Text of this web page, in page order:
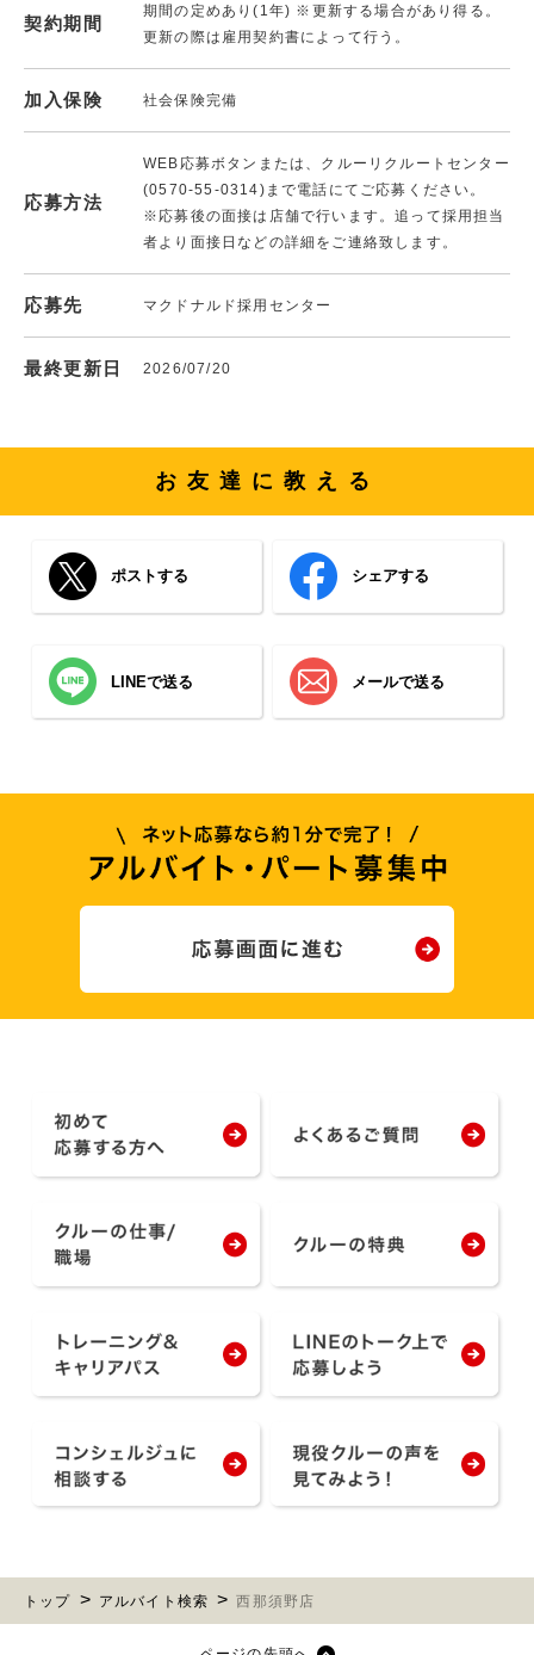
契約期間
期間の定めあり(1年) ※更新する場合があり得る。
更新の際は雇用契約書によって行う。
加入保険 社会保険完備
応募方法
WEB応募ボタンまたは、クルーリクルートセンター
(0570-55-0314)まで電話にてご応募ください。
※応募後の面接は店舗で行います。追って採用担当
者より面接日などの詳細をご連絡致します。
応募先 マクドナルド採用センター
最終更新日 2026/07/20
お友達に教える
ポストする シェアする
LINEで送る メールで送る
トップ アルバイト検索 西那須野店